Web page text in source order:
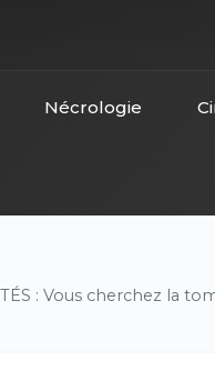
Nécrologie
: Vous cherchez la